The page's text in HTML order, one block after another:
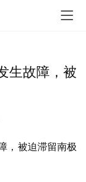
生故障，被
，被迫滞留南极